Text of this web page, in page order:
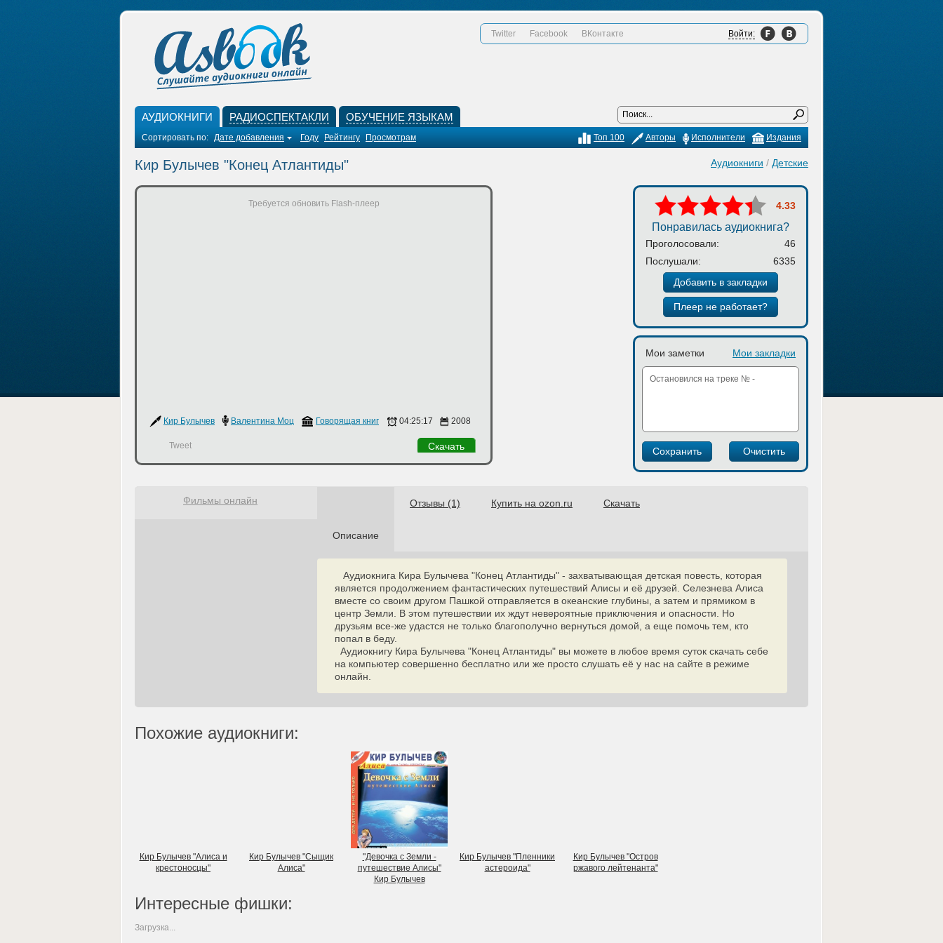
Twitter Facebook ВКонтакте Войти:
АУДИОКНИГИ РАДИОСПЕКТАКЛИ ОБУЧЕНИЕ ЯЗЫКАМ
Сортировать по: Дате добавления Году Рейтингу Просмотрам Издания
Исполнители
Авторы
Топ 100
Аудиокниги / Детские
Кир Булычев "Конец Атлантиды"
Требуется обновить Flash-плеер
Кир Булычев Валентина Моцарь Говорящая книга 04:25:17 2008
Tweet Скачать
4.33
Понравилась аудиокнига?
Проголосовали:
46
Послушали:
6335
Добавить в закладки
Плеер не работает?
Мои заметки Мои закладки
Описание
Отзывы (1) Купить на ozon.ru Скачать
Аудиокнига Кира Булычева "Конец Атлантиды" - захватывающая детская повесть, которая
является продолжением фантастических путешествий Алисы и её друзей. Селезнева Алиса
вместе со своим другом Пашкой отправляется в океанские глубины, а затем и прямиком в
центр Земли. В этом путешествии их ждут невероятные приключения и опасности. Но
друзьям все-же удастся не только благополучно вернуться домой, а еще помочь тем, кто
попал в беду.
Аудиокнигу Кира Булычева "Конец Атлантиды" вы можете в любое время суток скачать себе
на компьютер совершенно бесплатно или же просто слушать её у нас на сайте в режиме
онлайн.
Фильмы онлайн
Похожие аудиокниги:
Кир Булычев "Алиса и
крестоносцы"
Кир Булычев "Сыщик
Алиса"
"Девочка с Земли -
путешествие Алисы"
Кир Булычев
Кир Булычев "Пленники
астероида"
Кир Булычев "Остров
ржавого лейтенанта"
Интересные фишки:
Загрузка...